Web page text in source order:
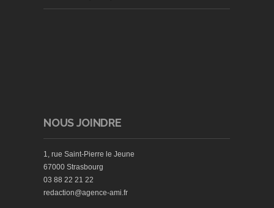
NOUS JOINDRE
1, rue Saint-Pierre le Jeune
67000 Strasbourg
03 88 22 21 22
redaction@agence-ami.fr